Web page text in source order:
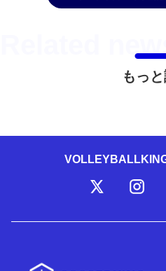
もっ